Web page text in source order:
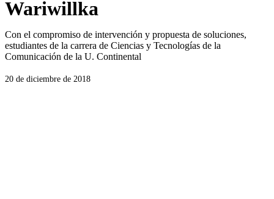
Wariwillka
Con el compromiso de intervención y propuesta de soluciones,
estudiantes de la carrera de Ciencias y Tecnologías de la
Comunicación de la U. Continental
20 de diciembre de 2018